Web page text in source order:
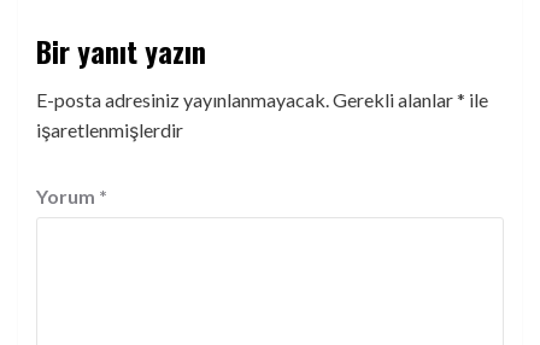
Bir yanıt yazın
E-posta adresiniz yayınlanmayacak.Gerekli alanlar* ile
işaretlenmişlerdir
Yorum *